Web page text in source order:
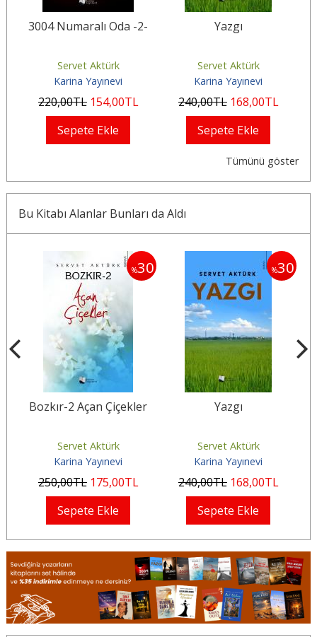
3004 Numaralı Oda -2-
Servet Aktürk
Karina Yayınevi
220,00TL 154,00TL
Sepete Ekle
Yazgı
Servet Aktürk
Karina Yayınevi
240,00TL 168,00TL
Sepete Ekle
Tümünü göster
Bu Kitabı Alanlar Bunları da Aldı
%30
Bozkır-2 Açan Çiçekler
Servet Aktürk
Karina Yayınevi
250,00TL 175,00TL
Sepete Ekle
%30
Yazgı
Servet Aktürk
Karina Yayınevi
240,00TL 168,00TL
Sepete Ekle